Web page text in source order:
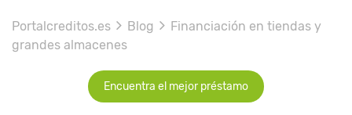
Portalcreditos.es Blog
Financiación en tiendas y
grandes almacenes
Encuentra el mejor préstamo